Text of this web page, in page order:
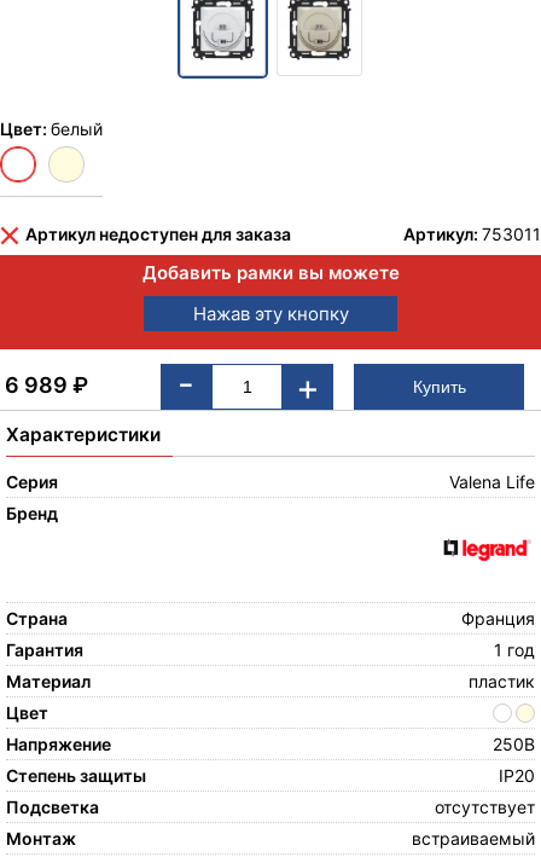
Цвет: белый
Артикул недоступен для заказа Артикул: 753011
Добавить рамки вы можете
Нажав эту кнопку
6 989₽ - +
Характеристики
Серия
Valena Life
Бренд
Страна
Франция
Гарантия
1 год
Материал
пластик
Цвет
Напряжение
250В
Степень защиты
IP20
Подсветка
отсутствует
Монтаж
встраиваемый